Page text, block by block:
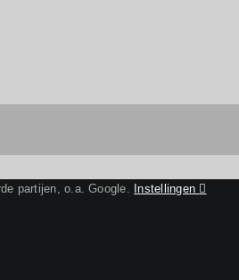
partijen, o.a. Google. Instellingen